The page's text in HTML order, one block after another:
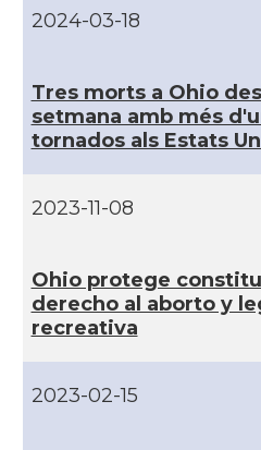
CAMON
CAMON
CAMON
CAMON
CAMON
2024-03-18
Tres morts a Ohio
setmana amb més
tornados als Estats
2023-11-08
Ohio protege
derecho al aborto y
recreativa
2023-02-15